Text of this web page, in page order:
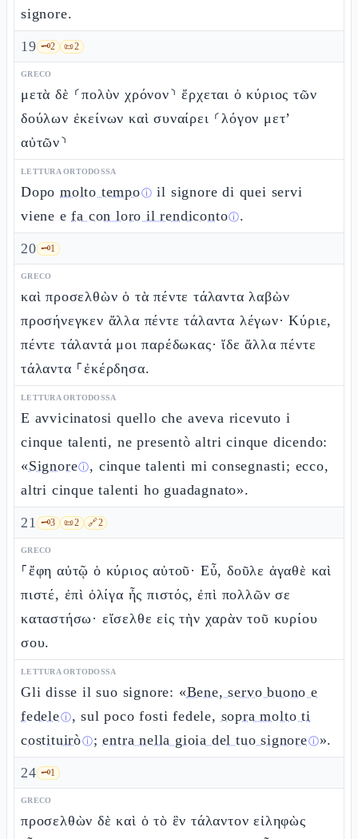
signore.
19 🗝️2 📜2
GRECO
μετὰ δὲ ⸂πολὺν χρόνον⸃ ἔρχεται ὁ κύριος τῶν
δούλων ἐκείνων καὶ συναίρει ⸂λόγον μετ’
αὐτῶν⸃
LETTURA ORTODOSSA
Dopo molto tempoⓘ il signore di quei servi
viene efa con loro il rendicontoⓘ.
20 🗝️1
GRECO
καὶ προσελθὼν ὁ τὰ πέντε τάλαντα λαβὼν
προσήνεγκεν ἄλλα πέντε τάλαντα λέγων· Κύριε,
πέντε τάλαντά μοι παρέδωκας· ἴδε ἄλλα πέντε
τάλαντα ⸀ἐκέρδησα.
LETTURA ORTODOSSA
E avvicinatosi quello che aveva ricevuto i
cinque talenti, ne presentò altri cinque dicendo:
«Signoreⓘ, cinque talenti mi consegnasti; ecco,
altri cinque talenti ho guadagnato».
21 🗝️3 📜2 🔗2
GRECO
⸀ἔφη αὐτῷ ὁ κύριος αὐτοῦ· Εὖ, δοῦλε ἀγαθὲ καὶ
πιστέ, ἐπὶ ὀλίγα ἦς πιστός, ἐπὶ πολλῶν σε
καταστήσω· εἴσελθε εἰς τὴν χαρὰν τοῦ κυρίου
σου.
LETTURA ORTODOSSA
Gli disse il suo signore: «Bene, servo buono e
fedeleⓘ, sul poco fosti fedele, sopra molto ti
costituiròⓘ;entra nella gioia del tuo signoreⓘ».
24 🗝️1
GRECO
προσελθὼν δὲ καὶ ὁ τὸ ἓν τάλαντον εἰληφὼς